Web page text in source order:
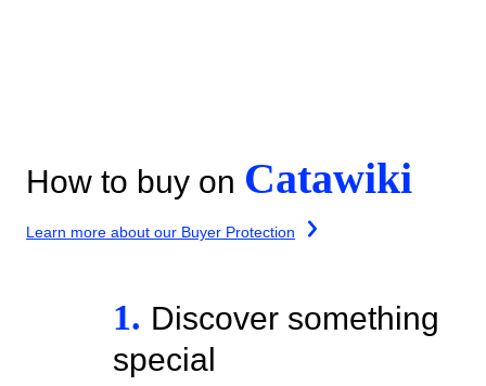
How to buy on Catawiki
Learn more about our Buyer Protection
1. Discover something
special